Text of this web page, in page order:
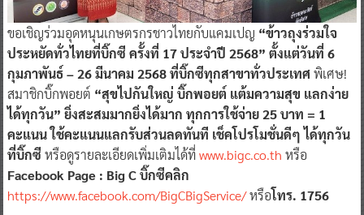
ประหยัดทั่วไทยที่บิ๊กซี ครั้งที่ 17 ประจำปี 2568” ตั้งแต่วันที่ 6
กุมภาพันธ์ – 26 มีนาคม 2568 ที่บิ๊กซีทุกสาขาทั่วประเทศพิเศษ!
สมาชิกบิ๊กพอยต์“สุขไปกันใหญ่ บิ๊กพอยต์ แต้มความสุข แลกง่าย
ได้ทุกวัน” ยิ่งสะสมมากยิ่งได้มาก ทุกการใช้จ่าย 25 บาท = 1
คะแนน ใช้คะแนนแลกรับส่วนลดทันที เช็คโปรโมชั่นดีๆ ได้ทุกวัน
ที่บิ๊กซีหรือดูรายละเอียดเพิ่มเติมได้ที่www.bigc.co.thหรือ
Facebook Page : Big C บิ๊กซีคลิก
https://www.facebook.com/BigCBigService/หรือโทร. 1756